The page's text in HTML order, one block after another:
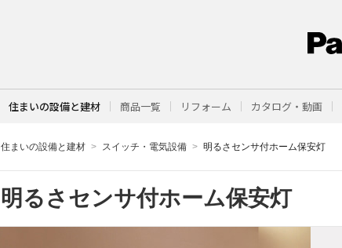
住まいの設備と建材 商品一覧 リフォーム カタログ・動画
住まいの設備と建材 スイッチ・電気設備 明るさセンサ付ホーム保安灯
明るさセンサ付ホーム保安灯